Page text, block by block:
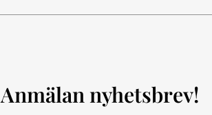
Anmälan nyhetsbrev!